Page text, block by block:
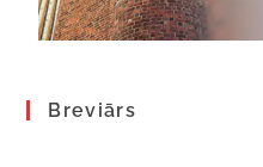
Breviārs